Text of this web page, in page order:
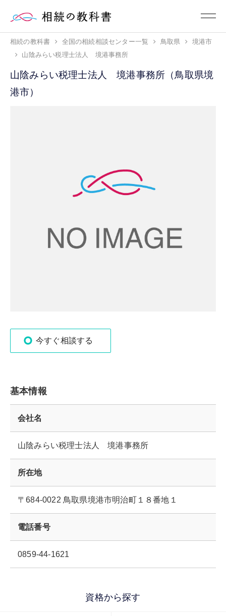
相続の教科書 全国の相続相談センター一覧 鳥取県
境港市
山陰みらい税理士法人 境港事務所
山陰みらい税理士法人 境港事務所（鳥取県境
港市）
今すぐ相談する
基本情報
会社名
山陰みらい税理士法人 境港事務所
所在地
〒684-0022 鳥取県境港市明治町１８番地１
電話番号
0859-44-1621
資格から探す